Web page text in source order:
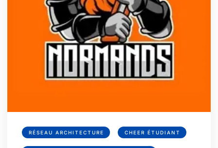
RÉSEAU ARCHITECTURE CHEER ÉTUDIANT